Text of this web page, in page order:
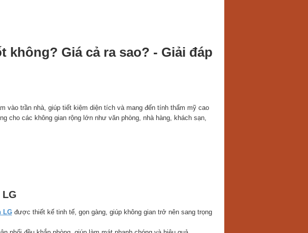
không? Giá cả ra sao? - Giải đáp
vào trần nhà, giúp tiết kiệm diện tích và mang đến tính thẩm mỹ cao
cho các không gian rộng lớn như văn phòng, nhà hàng, khách sạn,
LGđược thiết kế tinh tế, gọn gàng, giúp không gian trở nên sang trọng